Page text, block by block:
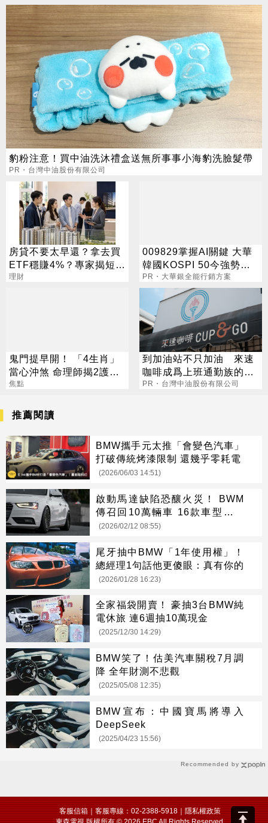
豹粉注意！買中油洗沐禮盒送無所事事小海豹洗臉髮帶
PR・台灣中油股份有限公司
房貸不要太早還？拿去買
ETF穩賺4%？專家揭短影
音沒說完的真相
理財
009829掌握AI關鍵 大華
韓國KOSPI 50今強勢開
募
PR・大華銀全能行銷方案
鬼門提早開！ 「4生肖」
當心沖煞 命理師揭2護身
法寶
焦點
到加油站不只加油 來速
咖啡成爲上班通勤族的新
選擇
PR・台灣中油股份有限公司
Recommended by
推薦閱讀
BMW攜手元太推「會變色汽車」
打破傳統烤漆限制 還幾乎零耗電
(2026/06/03 14:51)
啟動馬達缺陷恐釀火災！ BWM
傳召回10萬輛車 16款車型受影
響
(2026/02/12 08:55)
尾牙抽中BMW「1年使用權」！
總經理1句話他更傻眼：真有你的
(2026/01/28 16:23)
全家福袋開賣！ 豪抽3台BMW純
電休旅 連6週抽10萬現金
(2025/12/30 14:29)
BMW笑了！估美汽車關稅7月調
降 全年財測不悲觀
(2025/05/08 12:35)
BMW宣布：中國寶馬將導入
DeepSeek
(2025/04/23 15:56)
客服信箱｜客服專線：02-2388-5918｜隱私權政策